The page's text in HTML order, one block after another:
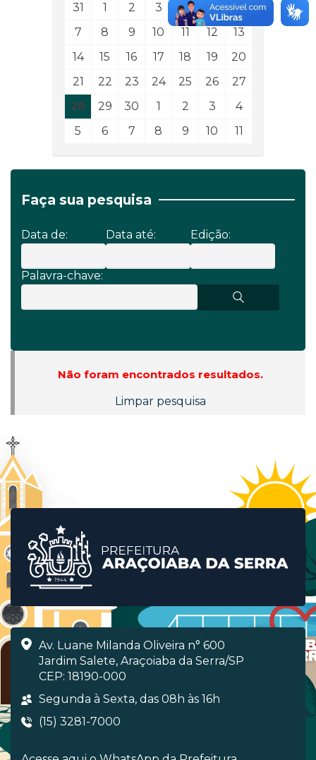
31
1 2 3 4 5
6
7
8 9 10 11 12
13
14
15 16 17 18 19
20
21
22 23 24 25 26
27
28
29 30 1 2 3
4
5
6 7 8 9 10 11
Faça sua pesquisa
Data de: Data até: Edição:
Palavra-chave:
Não foram encontrados resultados.
Limpar pesquisa
Av. Luane Milanda Oliveira n° 600
Jardim Salete, Araçoiaba da Serra/SP
CEP: 18190-000
Segunda à Sexta, das 08h às 16h
(15) 3281-7000